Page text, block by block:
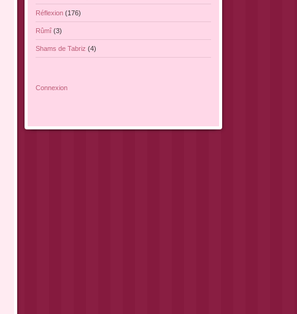
Réflexion (176)
Rûmî (3)
Shams de Tabriz (4)
Connexion